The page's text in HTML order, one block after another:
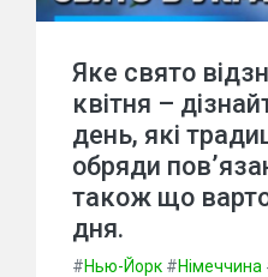
Яке свято
квітня –
день, які
обряди
також що
дня.
#Нью-Йорк #Німеччина